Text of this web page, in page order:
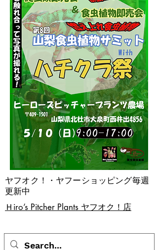
​Ｈiro’s Pitcher Plants ヤフオク！店
ヤフオク！・ヤフーショッピング毎週
更新中